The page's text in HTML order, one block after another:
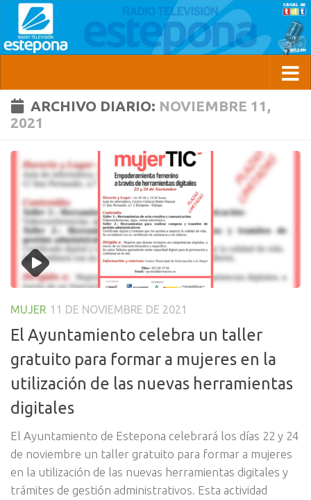
ARCHIVO DIARIO: NOVIEMBRE 11,
2021
MUJER 11 DE NOVIEMBRE DE 2021
El Ayuntamiento celebra un taller
gratuito para formar a mujeres en la
utilización de las nuevas herramientas
digitales
El Ayuntamiento de Estepona celebrará los días 22 y 24
de noviembre un taller gratuito para formar a mujeres
en la utilización de las nuevas herramientas digitales y
trámites de gestión administrativos. Esta actividad